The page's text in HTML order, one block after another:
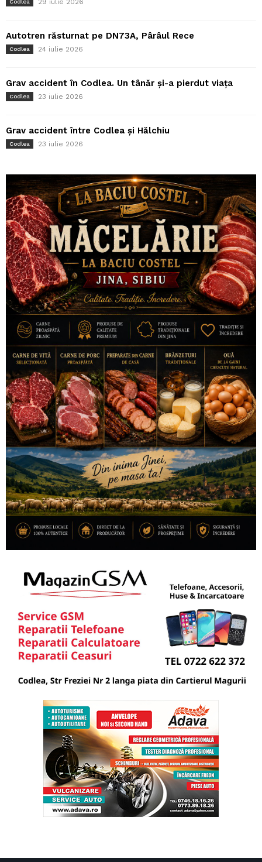
Autotren răsturnat pe DN73A, Pârâul Rece
Codlea 24 iulie 2026
Grav accident în Codlea. Un tânăr și-a pierdut viața
Codlea 23 iulie 2026
Grav accident între Codlea și Hălchiu
Codlea 23 iulie 2026